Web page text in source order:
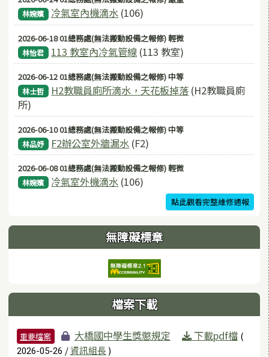
林婉嬪 冷氣室內機滴水 (106)
2026-06-18 01總務處(無法搬動設備之報修) 輕微
林怡君 113 教室內冷氣管線 (113 教室)
2026-06-12 01總務處(無法搬動設備之報修) 中等
林士哲 H2教職員廁所滴水，天花板掉落 (H2教職員廁
所)
2026-06-10 01總務處(無法搬動設備之報修) 中等
林品妤 F2辦公室外牆漏水 (F2)
2026-06-08 01總務處(無法搬動設備之報修) 輕微
林婉嬪 冷氣室外機滴水 (106)
點此觀看完整維修通報
無障礙標章
檔案下載
檔案列表
重要檔案 大橋國中學生獎懲規定 下載pdf檔 (
2026-05-26 /資訊組長 )